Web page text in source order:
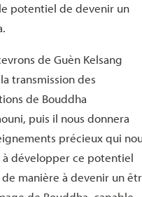
potentiel de devenir un
de Guèn Kelsang
transmission des
de Bouddha
puis il nous donnera
précieux qui
développer ce potentiel
de manière à devenir un